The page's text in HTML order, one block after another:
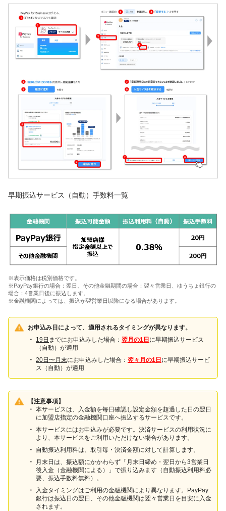
早期振込サービス（自動）手数料一覧
※表示価格は税別価格です。
※PayPay銀行の場合：翌日、その他金融期間の場合：翌々営業日、ゆうちょ銀行の
場合：4営業日後に振込します。
※金融機関によっては、振込が翌営業日以降になる場合があります。
お申込み日によって、適用されるタイミングが異なります。
19日 までにお申込みした場合： 翌月の1日 に早期振込サービス
（自動）が適用
20日〜月末にお申込みした場合： 翌々月の1日 に早期振込サービ
ス（自動）が適用
【注意事項】
本サービスは、入金額を毎日確認し設定金額を超過した日の翌日
に加盟店指定の金融機関口座へ振込するサービスです。
本サービスにはお申込みが必要です。決済サービスの利用状況に
より、本サービスをご利用いただけない場合があります。
自動振込利用料は、取引毎・決済金額に対して計算します。
月末日は、振込額にかかわらず「月末日締め・翌日から3営業日
後入金（金融機関による）」で振り込みます（自動振込利用料必
要、振込手数料無料）。
入金タイミングはご利用の金融機関により異なります。PayPay
銀行は振込日の翌日、その他金融機関は翌々営業日を目安に入金
されます。